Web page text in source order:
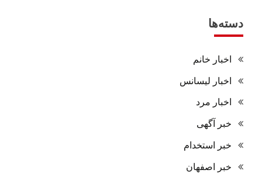
دسته‌ها
اخبار خانم
اخبار لیسانس
اخبار مرد
خبر آگهی
خبر استخدام
خبر اصفهان